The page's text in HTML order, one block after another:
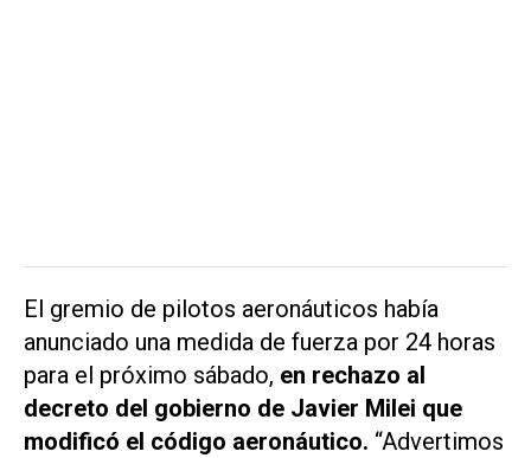
El gremio de pilotos aeronáuticos había
anunciado una medida de fuerza por 24 horas
para el próximo sábado, en rechazo al
decreto del gobierno de Javier Milei que
modificó el código aeronáutico. “Advertimos